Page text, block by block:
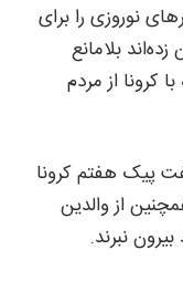
نوروزی را برای
بلامانع
کرونا از مردم
پیک هفتم کرونا
از والدین
نبرند.